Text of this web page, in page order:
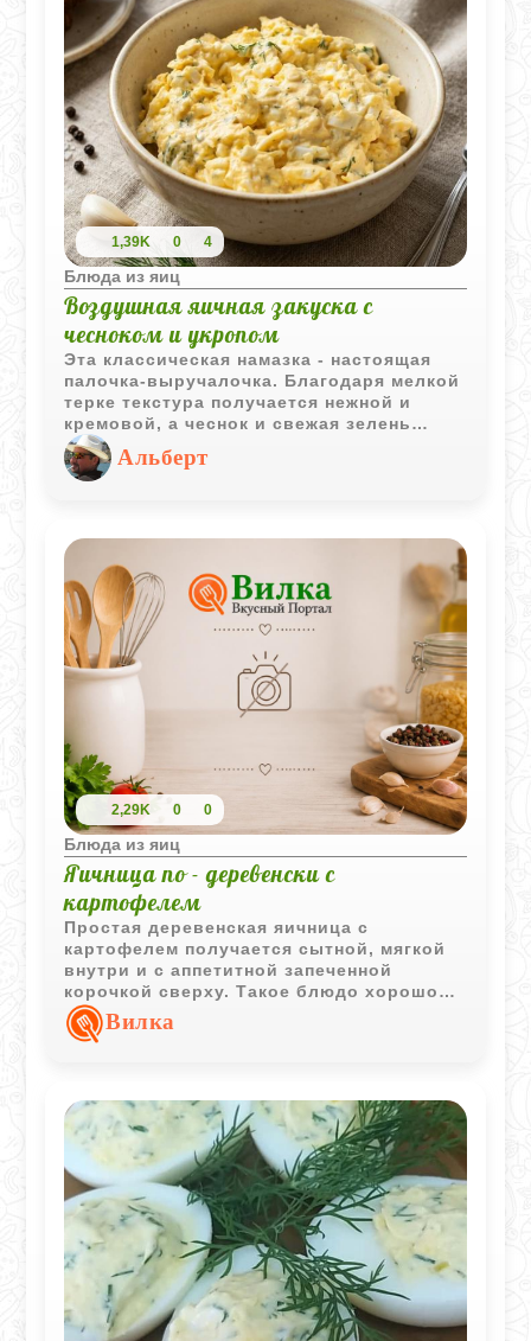
универсальным и любимым блюдом.
1,39K 0 4
Блюда из яиц
Воздушная яичная закуска с
чесноком и укропом
Эта классическая намазка - настоящая
палочка-выручалочка. Благодаря мелкой
терке текстура получается нежной и
кремовой, а чеснок и свежая зелень
придают блюду яркий, аппетитный
аромат. Закуска одинаково хороша и как
быстрый перекус на хрустящем тосте, и
Альберт
2,29K 0 0
Блюда из яиц
Яичница по - деревенски с
картофелем
Простая деревенская яичница с
картофелем получается сытной, мягкой
внутри и с аппетитной запеченной
корочкой сверху. Такое блюдо хорошо
подходит для домашнего завтрака или
быстрого ужина.
Вилка